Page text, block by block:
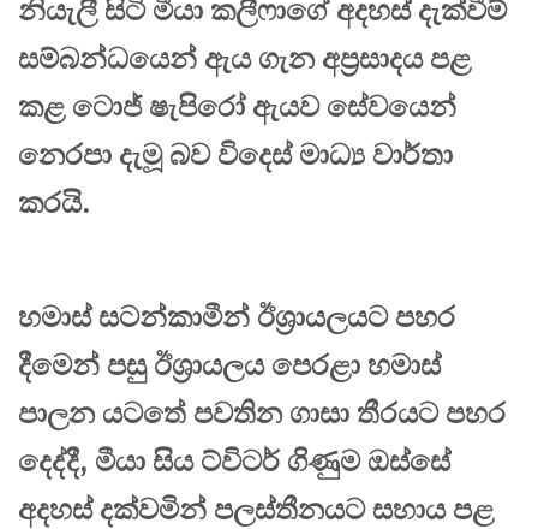
නියැලී සිටි මීයා කලීෆාගේ අදහස් දැක්වීම්
සම්බන්ධයෙන් ඇය ගැන අප්‍රසාදය පළ
කළ ටොජ් ෂැපිරෝ ඇයව සේවයෙන්
නෙරපා දැමූ බව විදෙස් මාධ්‍ය වාර්තා
කරයි.
හමාස් සටන්කාමීන් ඊශ්‍රායලයට පහර
දීමෙන් පසු ඊශ්‍රායලය පෙරළා හමාස්
පාලන යටතේ පවතින ගාසා තීරයට පහර
දෙද්දී, මීයා සිය ට්විටර් ගිණුම ඔස්සේ
අදහස් දක්වමින් පලස්තීනයට සහාය පළ